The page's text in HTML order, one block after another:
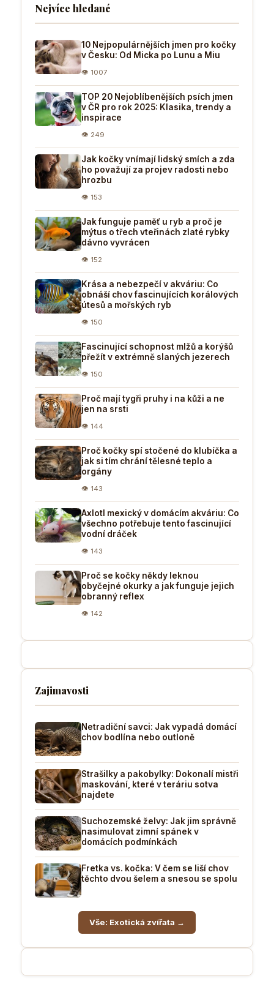
Nejvíce hledané
10 Nejpopulárnějších jmen pro kočky
v Česku: Od Micka po Lunu a Miu
👁 1007
TOP 20 Nejoblíbenějších psích jmen
v ČR pro rok 2025: Klasika, trendy a
inspirace
👁 249
Jak kočky vnímají lidský smích a zda
ho považují za projev radosti nebo
hrozbu
👁 153
Jak funguje paměť u ryb a proč je
mýtus o třech vteřinách zlaté rybky
dávno vyvrácen
👁 152
Krása a nebezpečí v akváriu: Co
obnáší chov fascinujících korálových
útesů a mořských ryb
👁 150
Fascinující schopnost mlžů a korýšů
přežít v extrémně slaných jezerech
👁 150
Proč mají tygři pruhy i na kůži a ne
jen na srsti
👁 144
Proč kočky spí stočené do klubíčka a
jak si tím chrání tělesné teplo a
orgány
👁 143
Axlotl mexický v domácím akváriu: Co
všechno potřebuje tento fascinující
vodní dráček
👁 143
Proč se kočky někdy leknou
obyčejné okurky a jak funguje jejich
obranný reflex
👁 142
Zajimavosti
Netradiční savci: Jak vypadá domácí
chov bodlína nebo outloně
Strašilky a pakobylky: Dokonalí mistři
maskování, které v teráriu sotva
najdete
Suchozemské želvy: Jak jim správně
nasimulovat zimní spánek v
domácích podmínkách
Fretka vs. kočka: V čem se liší chov
těchto dvou šelem a snesou se spolu
Vše: Exotická zvířata →